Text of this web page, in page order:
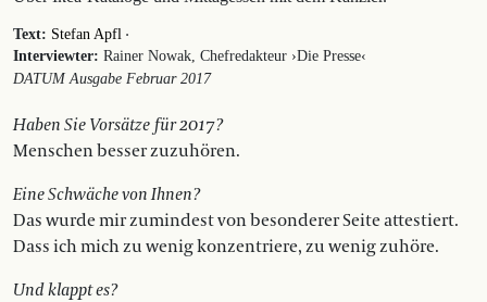
Text: Stefan Apfl ·
Interviewter: Rainer Nowak, Chefredakteur ›Die Presse‹
DATUM Ausgabe Februar 2017
Haben Sie Vorsätze für 2017?
Menschen besser zuzuhören.
Eine Schwäche von Ihnen?
Das wurde mir zumindest von besonderer Seite attestiert.
Dass ich mich zu wenig konzentriere, zu wenig zuhöre.
Und klappt es?